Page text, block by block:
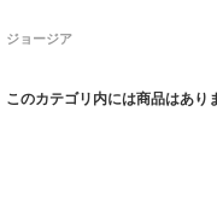
ジョージア
このカテゴリ内には商品はあり